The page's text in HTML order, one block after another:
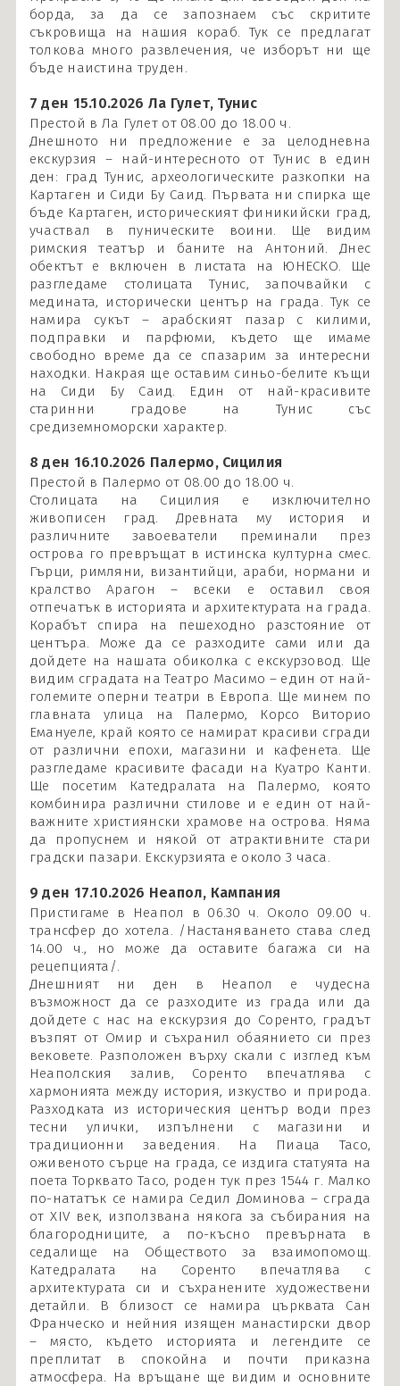
борда, за да се запознаем със скритите
съкровища на нашия кораб. Тук се предлагат
толкова много развлечения, че изборът ни ще
бъде наистина труден.
7 ден 15.10.2026 Ла Гулет, Тунис
Престой в Ла Гулет от 08.00 до 18.00 ч.
Днешното ни предложение е за целодневна
екскурзия – най-интересното от Тунис в един
ден: град Тунис, археологическите разкопки на
Картаген и Сиди Бу Саид. Първата ни спирка ще
бъде Картаген, историческият финикийски град,
участвал в пуническите воини. Ще видим
римския театър и баните на Антоний. Днес
обектът е включен в листата на ЮНЕСКО. Ще
разгледаме столицата Тунис, започвайки с
медината, исторически център на града. Тук се
намира сукът – арабският пазар с килими,
подправки и парфюми, където ще имаме
свободно време да се спазарим за интересни
находки. Накрая ще оставим синьо-белите къщи
на Сиди Бу Саид. Един от най-красивите
старинни градове на Тунис със
средиземноморски характер.
8 ден 16.10.2026 Палермо, Сицилия
Престой в Палермо от 08.00 до 18.00 ч.
Столицата на Сицилия е изключително
живописен град. Древната му история и
различните завоеватели преминали през
острова го превръщат в истинска културна смес.
Гърци, римляни, византийци, араби, нормани и
кралство Арагон – всеки е оставил своя
отпечатък в историята и архитектурата на града.
Корабът спира на пешеходно разстояние от
центъра. Може да се разходите сами или да
дойдете на нашата обиколка с екскурзовод. Ще
видим сградата на Театро Масимо – един от най-
големите оперни театри в Европа. Ще минем по
главната улица на Палермо, Корсо Виторио
Емануеле, край която се намират красиви сгради
от различни епохи, магазини и кафенета. Ще
разгледаме красивите фасади на Куатро Канти.
Ще посетим Катедралата на Палермо, която
комбинира различни стилове и е един от най-
важните християнски храмове на острова. Няма
да пропуснем и някой от атрактивните стари
градски пазари. Екскурзията е около 3 часа.
9 ден 17.10.2026 Неапол, Кампания
Пристигаме в Неапол в 06.30 ч. Около 09.00 ч.
трансфер до хотела. /Настаняването става след
14.00 ч., но може да оставите багажа си на
рецепцията/.
Днешният ни ден в Неапол е чудесна
възможност да се разходите из града или да
дойдете с нас на екскурзия до Соренто, градът
възпят от Омир и съхранил обаянието си през
вековете. Разположен върху скали с изглед към
Неаполския залив, Соренто впечатлява с
хармонията между история, изкуство и природа.
Разходката из историческия център води през
тесни улички, изпълнени с магазини и
традиционни заведения. На Пиаца Тасо,
оживеното сърце на града, се издига статуята на
поета Торквато Тасо, роден тук през 1544 г. Малко
по-нататък се намира Седил Доминовa – сграда
от XIV век, използвана някога за събирания на
благородниците, а по-късно превърната в
седалище на Обществото за взаимопомощ.
Катедралата на Соренто впечатлява с
архитектурата си и съхранените художествени
детайли. В близост се намира църквата Сан
Франческо и нейния изящен манастирски двор
– място, където историята и легендите се
преплитат в спокойна и почти приказна
атмосфера. На връщане ще видим и основните